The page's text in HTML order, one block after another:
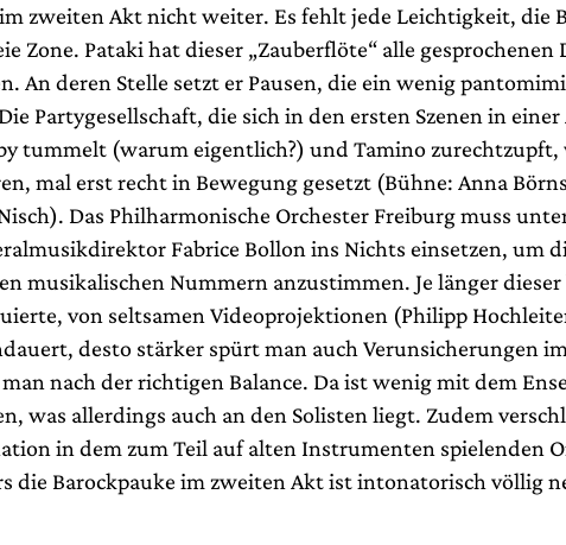
zweiten Akt nicht weiter. Es fehlt jede Leichtigkeit, die
Zone. Pataki hat dieser „Zauberflöte“ alle gesprochenen
An deren Stelle setzt er Pausen, die ein wenig
Partygesellschaft, die sich in den ersten Szenen in
tummelt (warum eigentlich?) und Tamino zurechtzupft,
mal erst recht in Bewegung gesetzt (Bühne: Anna
Das Philharmonische Orchester Freiburg muss
Fabrice Bollon ins Nichts einsetzen, um
musikalischen Nummern anzustimmen. Je länger
von seltsamen Videoprojektionen (Philipp
desto stärker spürt man auch Verunsicherungen
nach der richtigen Balance. Da ist wenig mit dem
was allerdings auch an den Solisten liegt. Zudem
in dem zum Teil auf alten Instrumenten spielenden
die Barockpauke im zweiten Akt ist intonatorisch völlig